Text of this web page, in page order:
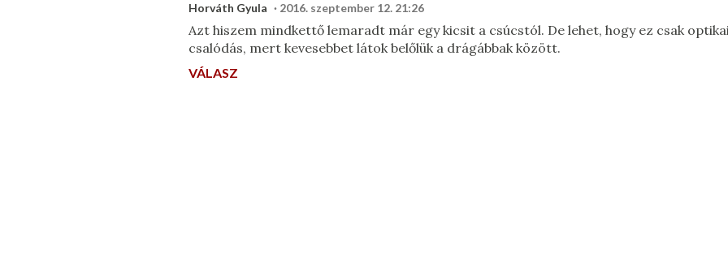
Horváth Gyula 2016. szeptember 12. 21:26
Azt hiszem mindkettő lemaradt már egy kicsit a csúcstól. De lehet, hogy ez csak
csalódás, mert kevesebbet látok belőlük a drágábbak között.
VÁLASZ